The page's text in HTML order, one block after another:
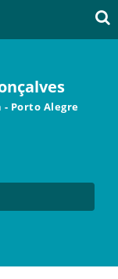
- Porto Alegre